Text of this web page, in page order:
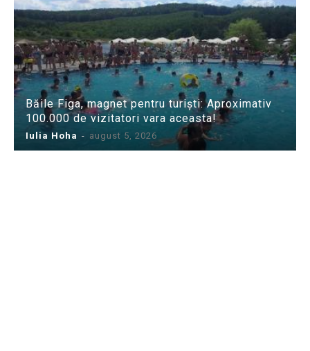
Băile Figa, magnet pentru turiști: Aproximativ
100.000 de vizitatori vara aceasta!
Iulia Hoha - august 5, 2026